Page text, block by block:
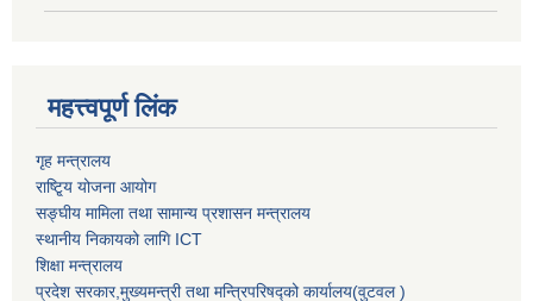
महत्त्वपूर्ण लिंक
गृह मन्त्रालय
राष्टि्ृय योजना आयोग
सङ्घीय मामिला तथा सामान्य प्रशासन मन्त्रालय
स्थानीय निकायको लागि ICT
शिक्षा मन्त्रालय
प्रदेश सरकार,मुख्यमन्त्री तथा मन्त्रिपरिषद्को कार्यालय(वुटवल )